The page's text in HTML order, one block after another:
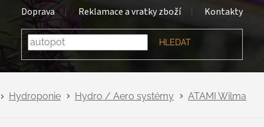
Doprava Reklamace a vratky zboží Kontakty
HLEDAT
Hydroponie Hydro / Aero systémy ATAMI Wilma